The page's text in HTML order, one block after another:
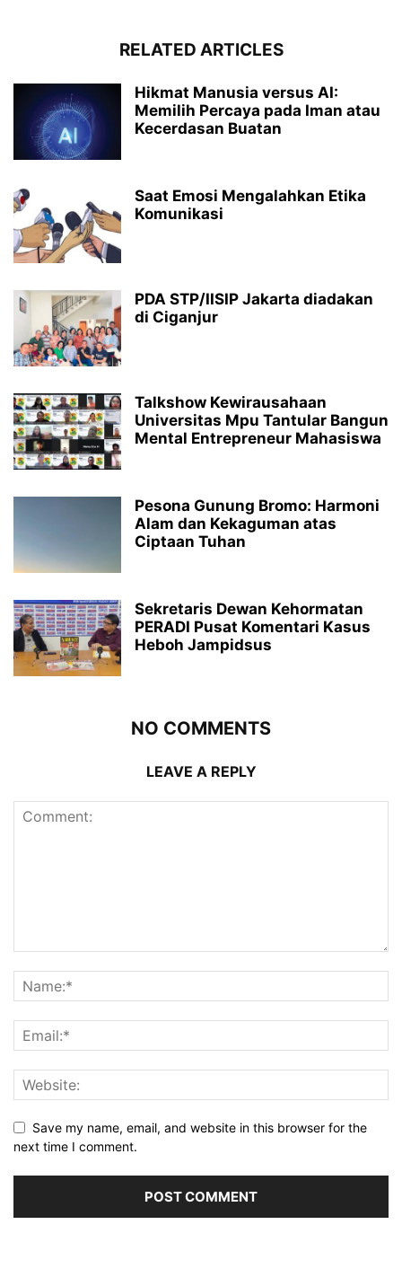
RELATED ARTICLES
Hikmat Manusia versus AI:
Memilih Percaya pada Iman atau
Kecerdasan Buatan
Saat Emosi Mengalahkan Etika
Komunikasi
PDA STP/IISIP Jakarta diadakan
di Ciganjur
Talkshow Kewirausahaan
Universitas Mpu Tantular Bangun
Mental Entrepreneur Mahasiswa
Pesona Gunung Bromo: Harmoni
Alam dan Kekaguman atas
Ciptaan Tuhan
Sekretaris Dewan Kehormatan
PERADI Pusat Komentari Kasus
Heboh Jampidsus
NO COMMENTS
LEAVE A REPLY
Save my name, email, and website in this browser for the
next time I comment.